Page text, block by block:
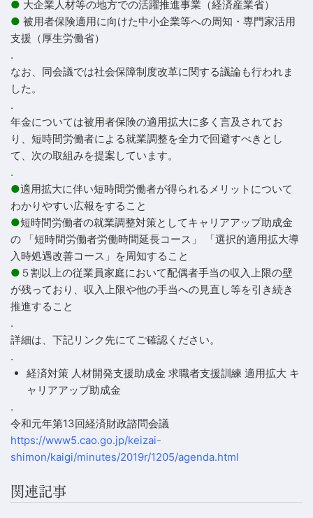
● 大企業人材等の地方での活躍推進事業（経済産業省）
● 被用者保険適用に向けた中小企業等への周知・専門家活用
支援（厚生労働省）
.
なお、同会議では社会保障制度改革に関する議論も行われま
した。
.
年金については被用者保険の適用拡大に多く言及されてお
り、短時間労働者による就業調整を全力で回避すべきとし
て、次の取組みを提案しています。
.
●適用拡大に伴い短時間労働者が得られるメリットについて
わかりやすい広報をすること
●短時間労働者の就業調整対策としてキャリアアップ助成金
の 「短時間労働者労働時間延長コース」 「選択的適用拡大導
入時処遇改善コース」を周知すること
● ５割以上の従業員家庭において配偶者手当の収入上限の壁
が残っており、収入上限や他の手当への見直し等を引き続き
推進すること
.
詳細は、下記リンク先にてご確認ください。
.
経済対策 人材開発支援助成金 求職者支援訓練 適用拡大 キ
ャリアアップ助成金
.
令和元年第13回経済財政諮問会議
https://www5.cao.go.jp/keizai-
shimon/kaigi/minutes/2019r/1205/agenda.html
関連記事